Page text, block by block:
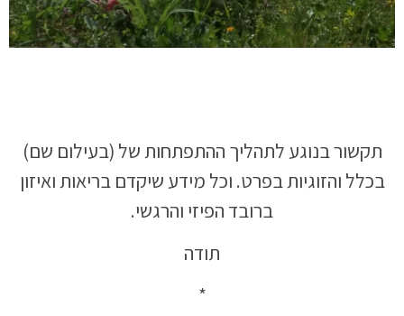
תקשור בנוגע לתהליך ההתפתחות של (בעילום שם)
בכלל והזוגיות בפרט. וכל מידע שיקדם בריאות ואיזון
ברובד הפיזי והרגשי.
תודה
*